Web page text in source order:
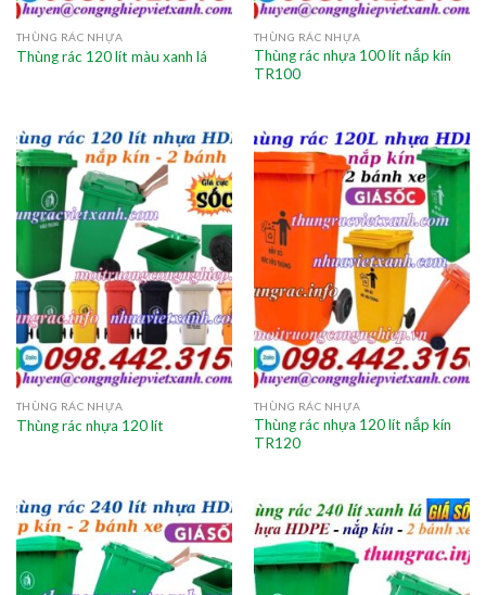
THÙNG RÁC NHỰA
Thùng rác 120 lít màu xanh lá
THÙNG RÁC NHỰA
Thùng rác nhựa 100 lít nắp kín
TR100
THÙNG RÁC NHỰA
Thùng rác nhựa 120 lít
THÙNG RÁC NHỰA
Thùng rác nhựa 120 lít nắp kín
TR120